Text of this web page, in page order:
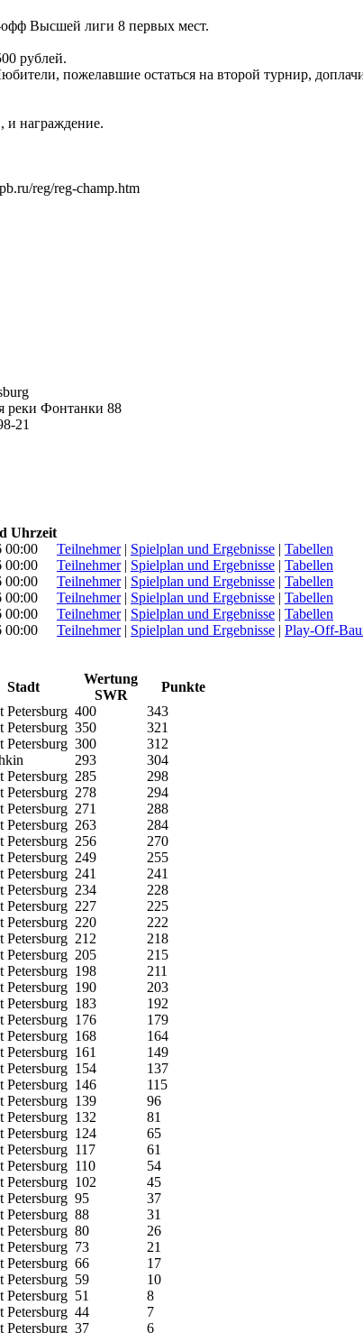
Высшей лиги 8 первых мест.
рублей.
пожелавшие остаться на второй турнир,
и награждение.
reg/reg-champ.htm
реки Фонтанки 88
21
Uhrzeit
00:00 Teilnehmer| Spielplan und Ergebnisse | Tabellen
00:00 Teilnehmer| Spielplan und Ergebnisse | Tabellen
00:00 Teilnehmer| Spielplan und Ergebnisse | Tabellen
00:00 Teilnehmer| Spielplan und Ergebnisse | Tabellen
00:00 Teilnehmer| Spielplan und Ergebnisse | Tabellen
00:00 Teilnehmer| Spielplan und Ergebnisse | Play-Off-
Stadt
Wertung
SWR
Punkte
Petersburg 400
343
Petersburg 350
321
Petersburg 300
312
293
304
Petersburg 285
298
Petersburg 278
294
Petersburg 271
288
Petersburg 263
284
Petersburg 256
270
Petersburg 249
255
Petersburg 241
241
Petersburg 234
228
Petersburg 227
225
Petersburg 220
222
Petersburg 212
218
Petersburg 205
215
Petersburg 198
211
Petersburg 190
203
Petersburg 183
192
Petersburg 176
179
Petersburg 168
164
Petersburg 161
149
Petersburg 154
137
Petersburg 146
115
Petersburg 139
96
Petersburg 132
81
Petersburg 124
65
Petersburg 117
61
Petersburg 110
54
Petersburg 102
45
Petersburg 95
37
Petersburg 88
31
Petersburg 80
26
Petersburg 73
21
Petersburg 66
17
Petersburg 59
10
Petersburg 51
8
Petersburg 44
7
Petersburg 37 6